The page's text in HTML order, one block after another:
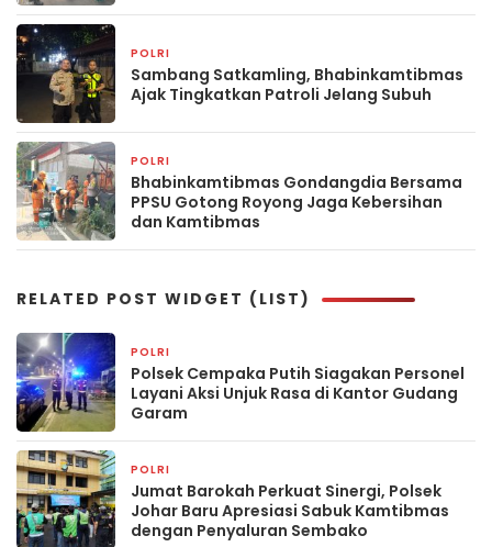
POLRI
Sambang Satkamling, Bhabinkamtibmas
Ajak Tingkatkan Patroli Jelang Subuh
POLRI
Bhabinkamtibmas Gondangdia Bersama
PPSU Gotong Royong Jaga Kebersihan
dan Kamtibmas
RELATED POST WIDGET (LIST)
POLRI
Polsek Cempaka Putih Siagakan Personel
Layani Aksi Unjuk Rasa di Kantor Gudang
Garam
POLRI
Jumat Barokah Perkuat Sinergi, Polsek
Johar Baru Apresiasi Sabuk Kamtibmas
dengan Penyaluran Sembako